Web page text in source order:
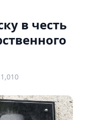
в честь
1,010